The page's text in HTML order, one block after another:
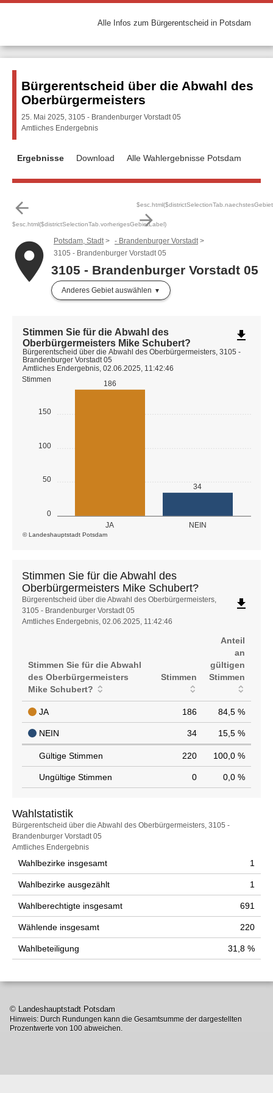
Alle Infos zum Bürgerentscheid in Potsdam
Bürgerentscheid über die Abwahl des
Oberbürgermeisters
25. Mai 2025, 3105 - Brandenburger Vorstadt 05
Amtliches Endergebnis
Ergebnisse Download Alle Wahlergebnisse Potsdam
arrow_back
$esc.html($districtSelectionTab.vorherigesGebietLabel)
arrow_forward
placePotsdam, Stadt
- Brandenburger Vorstadt
3105 - Brandenburger Vorstadt 05
3105 - Brandenburger Vorstadt 05
Anderes Gebiet auswählen
0
50
100
150
Stimmen
JA NEIN
186
34
© Landeshauptstadt Potsdam
Stimmen Sie für die Abwahl des
Oberbürgermeisters Mike Schubert?
Bürgerentscheid über die Abwahl des Oberbürgermeisters, 3105 -
Brandenburger Vorstadt 05
Amtliches Endergebnis, 02.06.2025, 11:42:46
file_download
Stimmen Sie für die Abwahl des
Oberbürgermeisters Mike Schubert?
Stimmen
Sie
für
des
Oberbürgermeisters
Mike
Bürgerentscheid über die Abwahl des Oberbürgermeisters,
3105 - Brandenburger Vorstadt 05
Amtliches Endergebnis, 02.06.2025, 11:42:46
file_download
Stimmen Sie für die Abwahl
des Oberbürgermeisters
Mike Schubert?
Stimmen
Anteil
an
gültigen
Stimmen
JA 186 84,5 %
NEIN 34 15,5 %
Gültige Stimmen 220 100,0 %
Ungültige Stimmen 0 0,0 %
Wahlstatistik
Wahlstatistik
Bürgerentscheid über die Abwahl des Oberbürgermeisters, 3105 -
Brandenburger Vorstadt 05
Amtliches Endergebnis
Wahlbezirke insgesamt 1
Wahlbezirke ausgezählt 1
Wahlberechtigte insgesamt 691
Wählende insgesamt 220
Wahlbeteiligung 31,8 %
© Landeshauptstadt Potsdam
Hinweis: Durch Rundungen kann die Gesamtsumme der dargestellten
Prozentwerte von 100 abweichen.